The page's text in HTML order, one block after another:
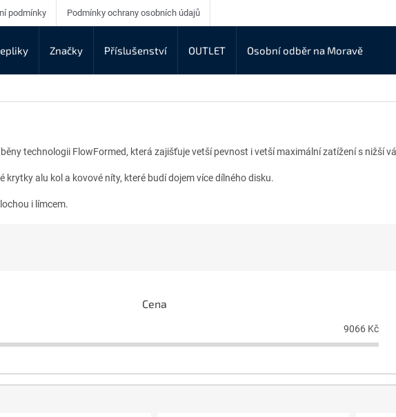
podmínky Podmínky ochrany osobních údajů
Značky Příslušenství OUTLET Osobní odběr na Moravě
technologii FlowFormed, která zajišťuje vetší pevnost i vetší maximální zatížení s nižší
alu kol a kovové níty, které budí dojem více dílného disku.
i límcem.
Cena
9066 Kč